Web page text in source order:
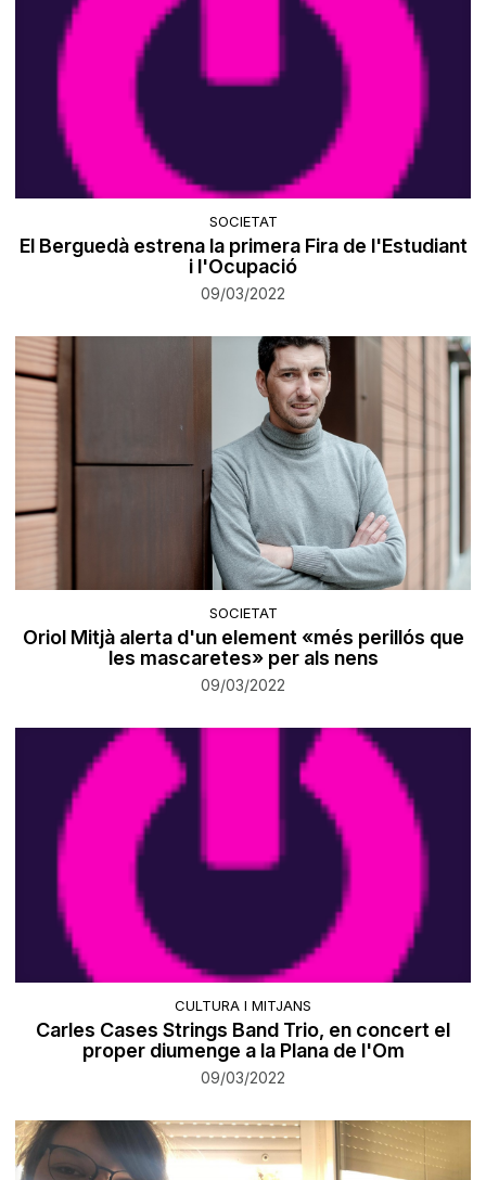
SOCIETAT
El Berguedà estrena la primera Fira de l'Estudiant
i l'Ocupació
09/03/2022
SOCIETAT
Oriol Mitjà alerta d'un element «més perillós que
les mascaretes» per als nens
09/03/2022
CULTURA I MITJANS
Carles Cases Strings Band Trio, en concert el
proper diumenge a la Plana de l'Om
09/03/2022